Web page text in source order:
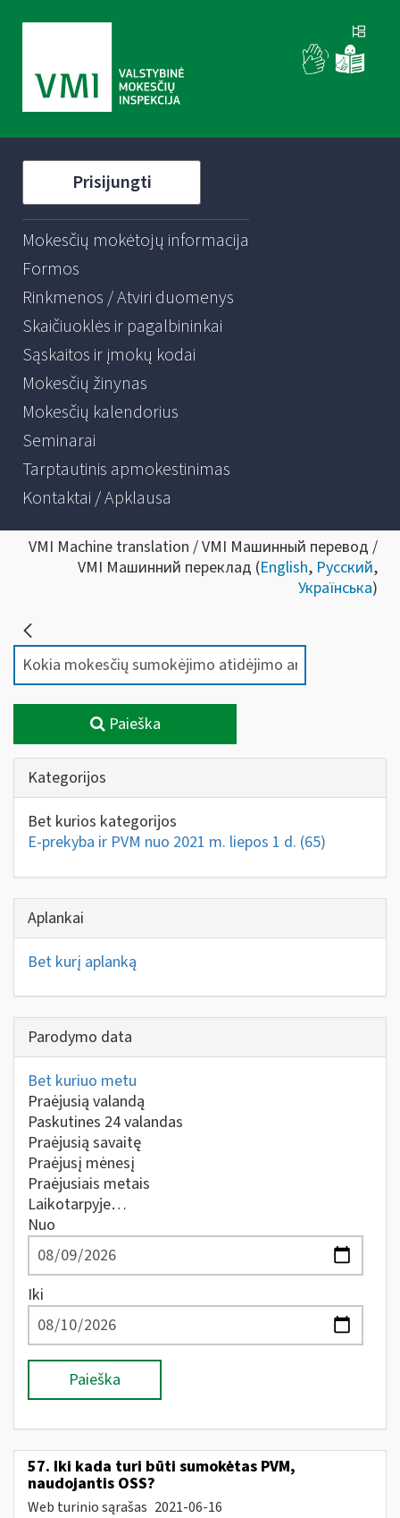
Prisijungti
Mokesčių mokėtojų informacija
Formos
Rinkmenos / Atviri duomenys
Skaičiuoklės ir pagalbininkai
Sąskaitos ir įmokų kodai
Mokesčių žinynas
Mokesčių kalendorius
Seminarai
Tarptautinis apmokestinimas
Kontaktai / Apklausa
VMI Machine translation / VMI Машинный перевод /
VMI Машинний переклад (English, Русский,
Українська)
Paieška
Kategorijos
Bet kurios kategorijos
E-prekyba ir PVM nuo 2021 m. liepos 1 d. (65)
Aplankai
Bet kurį aplanką
Parodymo data
Bet kuriuo metu
Praėjusią valandą
Paskutines 24 valandas
Praėjusią savaitę
Praėjusį mėnesį
Praėjusiais metais
Laikotarpyje…
Nuo
Iki
Paieška
57. Iki kada turi būti sumokėtas PVM,
naudojantis OSS?
Web turinio sąrašas 2021-06-16